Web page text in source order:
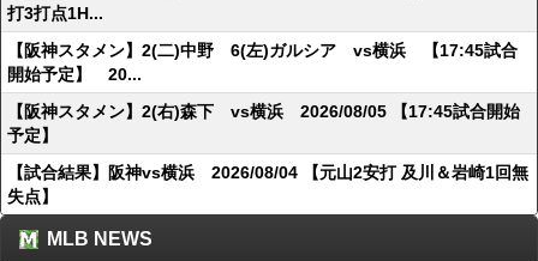
打3打点1H...
【阪神スタメン】2(二)中野 6(左)ガルシア vs横浜 【17:45試合
開始予定】 20...
【阪神スタメン】2(右)森下 vs横浜 2026/08/05 【17:45試合開始
予定】
【試合結果】阪神vs横浜 2026/08/04 【元山2安打 及川＆岩崎1回無
失点】
MLB NEWS